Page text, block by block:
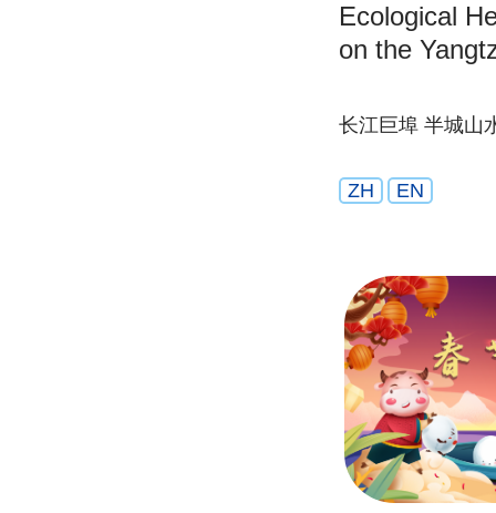
Ecological
on the
长江巨埠 半城
ZH EN